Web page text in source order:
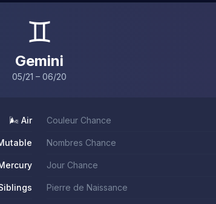
♊
Gemini
05/21 – 06/20
🌬️ Air Couleur Chance
Nombres Chance
Jour Chance
Pierre de Naissance